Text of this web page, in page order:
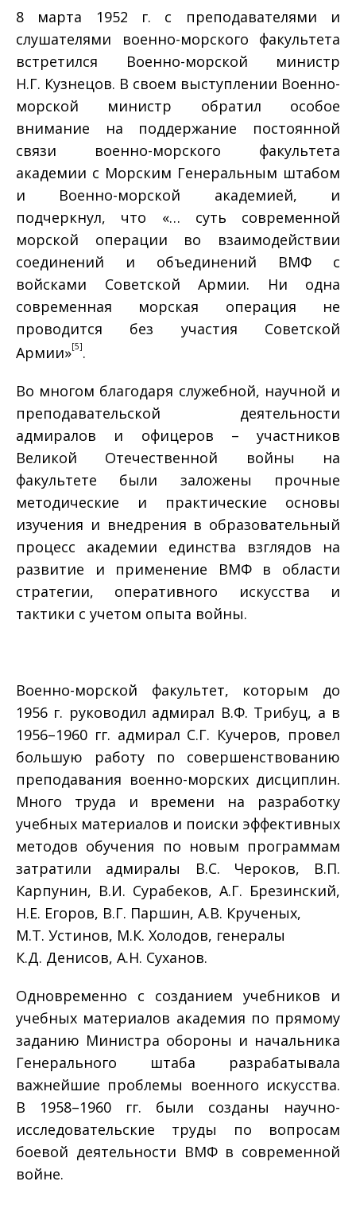
8 марта 1952 г. с преподавателями и
слушателями военно-морского факультета
встретился Военно-морской министр
Н.Г. Кузнецов. В своем выступлении Военно-
морской министр обратил особое
внимание на поддержание постоянной
связи военно-морского факультета
академии с Морским Генеральным штабом
и Военно-морской академией, и
подчеркнул, что «… суть современной
морской операции во взаимодействии
соединений и объединений ВМФ с
войсками Советской Армии. Ни одна
современная морская операция не
проводится без участия Советской
Армии»[5].
Во многом благодаря служебной, научной и
преподавательской деятельности
адмиралов и офицеров – участников
Великой Отечественной войны на
факультете были заложены прочные
методические и практические основы
изучения и внедрения в образовательный
процесс академии единства взглядов на
развитие и применение ВМФ в области
стратегии, оперативного искусства и
тактики с учетом опыта войны.
Военно-морской факультет, которым до
1956 г. руководил адмирал В.Ф. Трибуц, а в
1956–1960 гг. адмирал С.Г. Кучеров, провел
большую работу по совершенствованию
преподавания военно-морских дисциплин.
Много труда и времени на разработку
учебных материалов и поиски эффективных
методов обучения по новым программам
затратили адмиралы В.С. Чероков, В.П.
Карпунин, В.И. Сурабеков, А.Г. Брезинский,
Н.Е. Егоров, В.Г. Паршин, А.В. Крученых,
М.Т. Устинов, М.К. Холодов, генералы
К.Д. Денисов, А.Н. Суханов.
Одновременно с созданием учебников и
учебных материалов академия по прямому
заданию Министра обороны и начальника
Генерального штаба разрабатывала
важнейшие проблемы военного искусства.
В 1958–1960 гг. были созданы научно-
исследовательские труды по вопросам
боевой деятельности ВМФ в современной
войне.